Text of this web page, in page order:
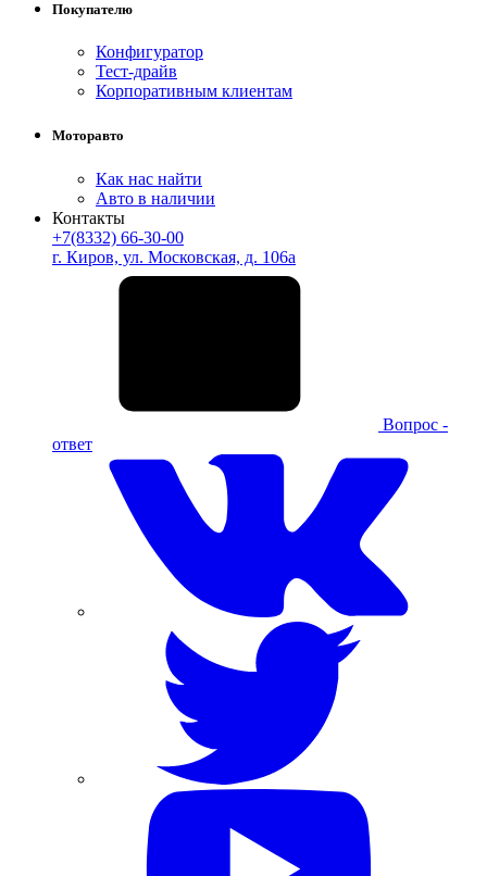
Покупателю
Конфигуратор
Тест-драйв
Корпоративным клиентам
Моторавто
Как нас найти
Авто в наличии
Контакты
+7(8332) 66-30-00
г. Киров, ул. Московская, д. 106а
Вопрос -
ответ